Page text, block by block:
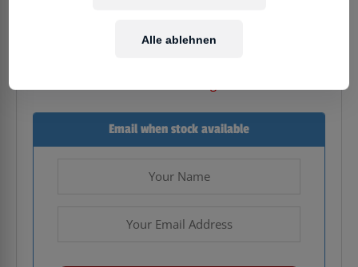
zzgl. Versand
Email when stock available
Alle ablehnen